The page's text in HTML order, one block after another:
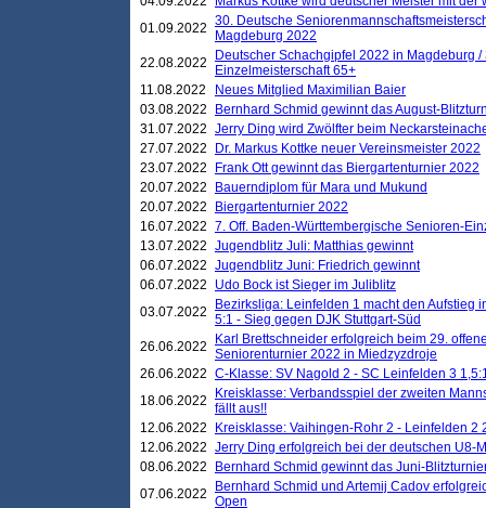
01.09.2022 30. Deutsche
Magdeburg 2022
22.08.2022
Deutscher Schachgipfel 2022 in Magdeburg
Einzelmeisterschaft 65+
11.08.2022
Neues Mitglied Maximilian Baier
03.08.2022
Bernhard Schmid gewinnt das August-
31.07.2022 Jerry Ding wird Zwölfter beim
27.07.2022
Dr. Markus Kottke neuer Vereinsmeister 2022
23.07.2022
Frank Ott gewinnt das Biergartenturnier 2022
20.07.2022
Bauerndiplom für Mara und Mukund
20.07.2022
Biergartenturnier 2022
16.07.2022 7. Off. Baden-Württembergische Senioren-
13.07.2022 Jugendblitz Juli: Matthias gewinnt
06.07.2022 Jugendblitz Juni: Friedrich gewinnt
06.07.2022
Udo Bock ist Sieger im Juliblitz
03.07.2022
Bezirksliga: Leinfelden 1 macht den Aufstieg
5:1 - Sieg gegen DJK Stuttgart-Süd
26.06.2022
Karl Brettschneider erfolgreich beim 29.
Seniorenturnier 2022 in Miedzyzdroje
26.06.2022 C-Klasse: SV Nagold 2 - SC Leinfelden 3
18.06.2022
Kreisklasse: Verbandsspiel der zweiten
fällt aus!!
12.06.2022
Kreisklasse: Vaihingen-Rohr 2 - Leinfelden 2
12.06.2022 Jerry Ding erfolgreich bei der deutschen U8-
08.06.2022
Bernhard Schmid gewinnt das Juni-
07.06.2022
Bernhard Schmid und Artemij Cadov
Open